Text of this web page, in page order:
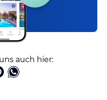
auch hier: